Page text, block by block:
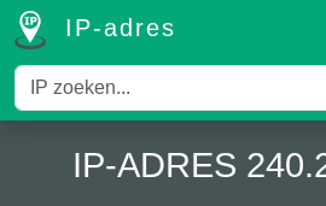
IP-adres
IP-ADRES